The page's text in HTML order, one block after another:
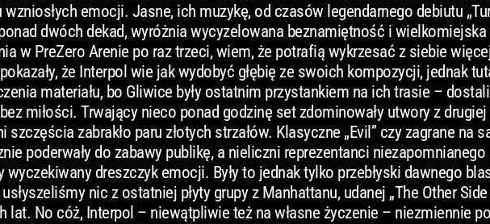
wzniosłych emocji. Jasne, ich muzykę, od czasów legendarnego debiutu
dwóch dekad, wyróżnia wycyzelowana beznamiętność i
w PreZero Arenie po raz trzeci, wiem, że potrafią wykrzesać z siebie
że Interpol wie jak wydobyć głębię ze swoich kompozycji, jednak
materiału, bo Gliwice były ostatnim przystankiem na ich trasie –
miłości. Trwający nieco ponad godzinę set zdominowały utwory z drugiej
szczęścia zabrakło paru złotych strzałów. Klasyczne „Evil” czy zagrane na
poderwały do zabawy publikę, a nieliczni reprezentanci niezapomnianego
wyczekiwany dreszczyk emocji. Były to jednak tylko przebłyski dawnego
nic z ostatniej płyty grupy z Manhattanu, udanej „The Other
lat. No cóż, Interpol – niewątpliwie też na własne życzenie – niezmiennie